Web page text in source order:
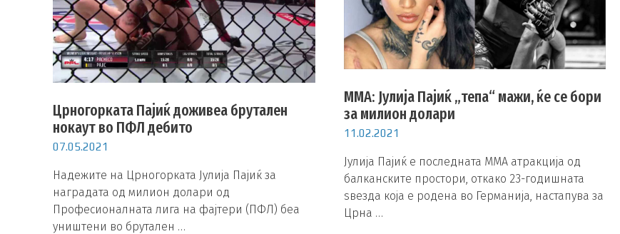
Црногорката Пајиќ доживеа брутален
нокаут во ПФЛ дебито
07.05.2021
Надежите на Црногорката Јулија Пајиќ за
наградата од милион долари од
Професионалната лига на фајтери (ПФЛ) беа
уништени во брутален …
ММА: Јулија Пајиќ „тепа“ мажи, ќе се бори
за милион долари
11.02.2021
Јулија Пајиќ е последната ММА атракција од
балканските простори, откако 23-годишната
ѕвезда која е родена во Германија, настапува за
Црна …